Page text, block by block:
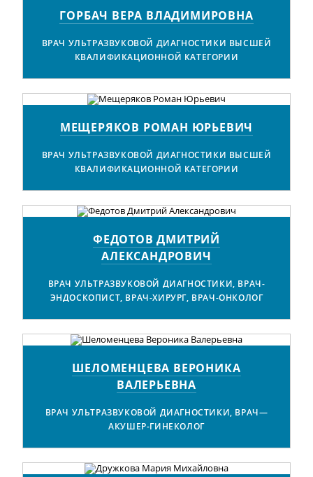
ГОРБАЧ ВЕРА ВЛАДИМИРОВНА
ВРАЧ УЛЬТРАЗВУКОВОЙ ДИАГНОСТИКИ ВЫСШЕЙ
КВАЛИФИКАЦИОННОЙ КАТЕГОРИИ
МЕЩЕРЯКОВ РОМАН ЮРЬЕВИЧ
ВРАЧ УЛЬТРАЗВУКОВОЙ ДИАГНОСТИКИ ВЫСШЕЙ
КВАЛИФИКАЦИОННОЙ КАТЕГОРИИ
ФЕДОТОВ ДМИТРИЙ
АЛЕКСАНДРОВИЧ
ВРАЧ УЛЬТРАЗВУКОВОЙ ДИАГНОСТИКИ, ВРАЧ-
ЭНДОСКОПИСТ, ВРАЧ-ХИРУРГ, ВРАЧ-ОНКОЛОГ
ШЕЛОМЕНЦЕВА ВЕРОНИКА
ВАЛЕРЬЕВНА
ВРАЧ УЛЬТРАЗВУКОВОЙ ДИАГНОСТИКИ, ВРАЧ—
АКУШЕР-ГИНЕКОЛОГ